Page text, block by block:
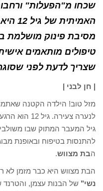
שכחו מ"הפעלות"
מסיבת פינוק מושלמת
טיפולים מותאמים
שצריך לדעת לפני
| חן לבני |
מזל טוב! הילדה הקטנה
לנערה
גיל המעבר המתוק שבו
להתנסות בטיפוח ובאופנת
הבת מצווש.
הבת מצווש היא כבר מזמן לא
נשי" של הבנות עצמן,